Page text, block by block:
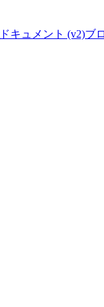
ドキュメント (v2)ブ